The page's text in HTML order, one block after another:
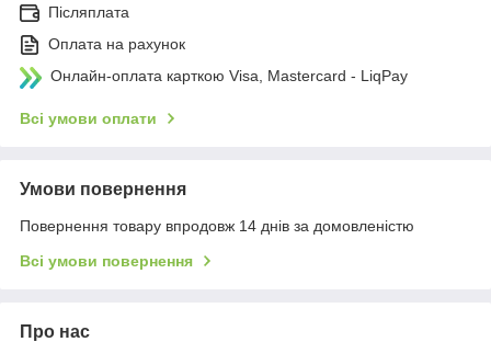
Післяплата
Оплата на рахунок
Онлайн-оплата карткою Visa, Mastercard - LiqPay
Всі умови оплати
Умови повернення
Повернення товару впродовж 14 днів за домовленістю
Всі умови повернення
Про нас